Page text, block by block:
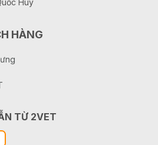
Huy
HÀNG
TỪ 2VET